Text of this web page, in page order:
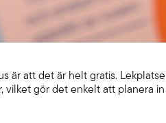
är att det är helt gratis.
vilket gör det enkelt att planera